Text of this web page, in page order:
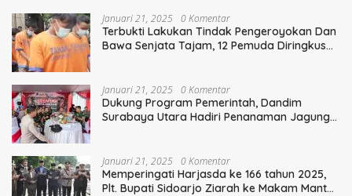
Januari 21, 2025 0 Komentar
Terbukti Lakukan Tindak Pengeroyokan Dan
Bawa Senjata Tajam, 12 Pemuda Diringkus
Januari 21, 2025 0 Komentar
Dukung Program Pemerintah, Dandim
Surabaya Utara Hadiri Penanaman Jagung
Januari 21, 2025 0 Komentar
Memperingati Harjasda ke 166 tahun 2025,
Plt. Bupati Sidoarjo Ziarah ke Makam Mantan